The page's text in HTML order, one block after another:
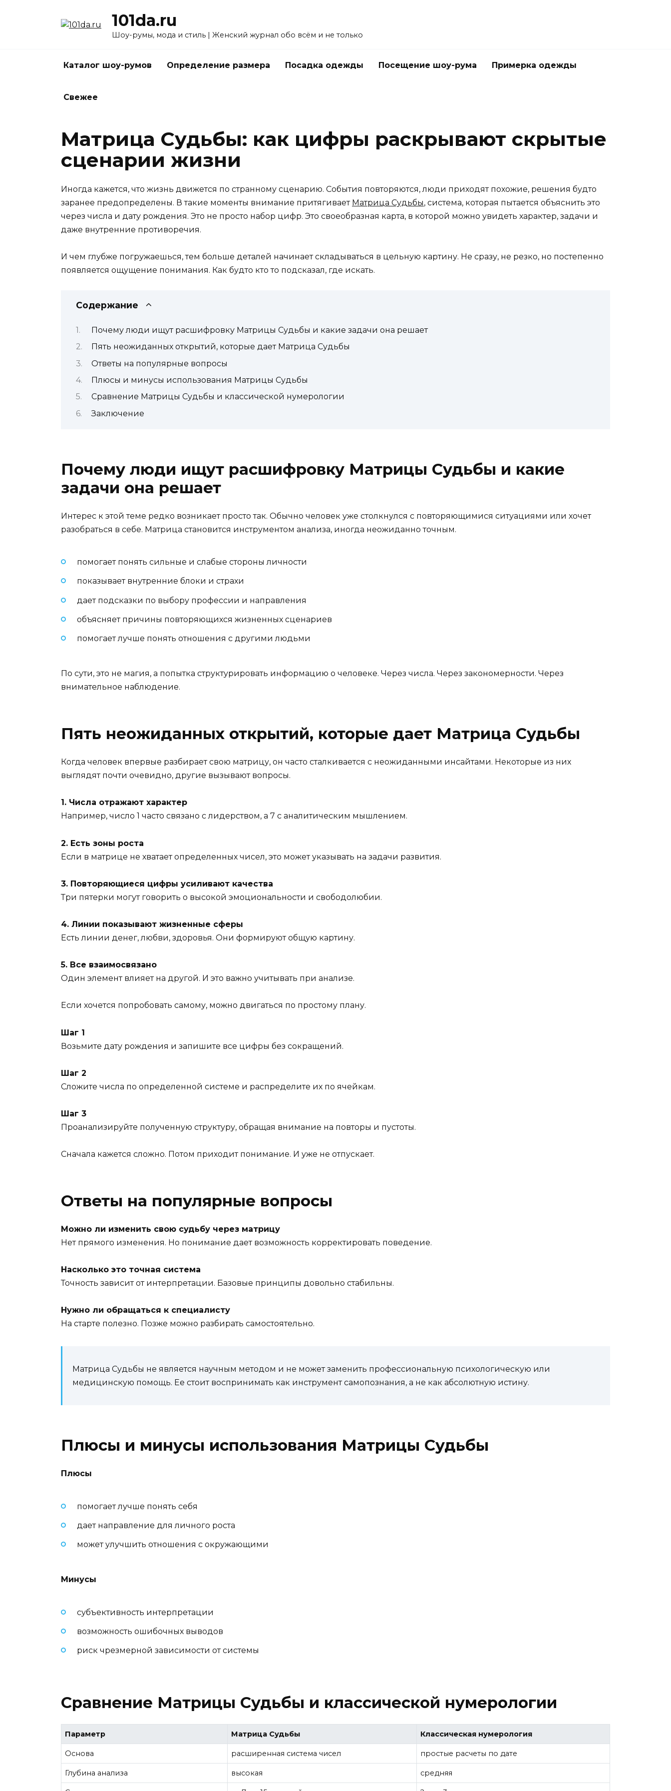
101da.ru
Шоу-румы, мода и стиль | Женский журнал обо всём и не только
Каталог шоу-румов Определение размера Посадка одежды Посещение шоу-рума Примерка одежды
Свежее
Матрица Судьбы: как цифры раскрывают скрытые
сценарии жизни
Иногда кажется, что жизнь движется по странному сценарию. События повторяются, люди приходят похожие, решения будто
заранее предопределены. В такие моменты внимание притягивает Матрица Судьбы, система, которая пытается объяснить это
через числа и дату рождения. Это не просто набор цифр. Это своеобразная карта, в которой можно увидеть характер, задачи и
даже внутренние противоречия.
И чем глубже погружаешься, тем больше деталей начинает складываться в цельную картину. Не сразу, не резко, но постепенно
появляется ощущение понимания. Как будто кто то подсказал, где искать.
Содержание
Почему люди ищут расшифровку Матрицы Судьбы и какие задачи она решает
Пять неожиданных открытий, которые дает Матрица Судьбы
Ответы на популярные вопросы
Плюсы и минусы использования Матрицы Судьбы
Сравнение Матрицы Судьбы и классической нумерологии
Заключение
Почему люди ищут расшифровку Матрицы Судьбы и какие
задачи она решает
Интерес к этой теме редко возникает просто так. Обычно человек уже столкнулся с повторяющимися ситуациями или хочет
разобраться в себе. Матрица становится инструментом анализа, иногда неожиданно точным.
помогает понять сильные и слабые стороны личности
показывает внутренние блоки и страхи
дает подсказки по выбору профессии и направления
объясняет причины повторяющихся жизненных сценариев
помогает лучше понять отношения с другими людьми
По сути, это не магия, а попытка структурировать информацию о человеке. Через числа. Через закономерности. Через
внимательное наблюдение.
Пять неожиданных открытий, которые дает Матрица Судьбы
Когда человек впервые разбирает свою матрицу, он часто сталкивается с неожиданными инсайтами. Некоторые из них
выглядят почти очевидно, другие вызывают вопросы.
1. Числа отражают характер
Например, число 1 часто связано с лидерством, а 7 с аналитическим мышлением.
2. Есть зоны роста
Если в матрице не хватает определенных чисел, это может указывать на задачи развития.
3. Повторяющиеся цифры усиливают качества
Три пятерки могут говорить о высокой эмоциональности и свободолюбии.
4. Линии показывают жизненные сферы
Есть линии денег, любви, здоровья. Они формируют общую картину.
5. Все взаимосвязано
Один элемент влияет на другой. И это важно учитывать при анализе.
Если хочется попробовать самому, можно двигаться по простому плану.
Шаг 1
Возьмите дату рождения и запишите все цифры без сокращений.
Шаг 2
Сложите числа по определенной системе и распределите их по ячейкам.
Шаг 3
Проанализируйте полученную структуру, обращая внимание на повторы и пустоты.
Сначала кажется сложно. Потом приходит понимание. И уже не отпускает.
Ответы на популярные вопросы
Можно ли изменить свою судьбу через матрицу
Нет прямого изменения. Но понимание дает возможность корректировать поведение.
Насколько это точная система
Точность зависит от интерпретации. Базовые принципы довольно стабильны.
Нужно ли обращаться к специалисту
На старте полезно. Позже можно разбирать самостоятельно.
Матрица Судьбы не является научным методом и не может заменить профессиональную психологическую или
медицинскую помощь. Ее стоит воспринимать как инструмент самопознания, а не как абсолютную истину.
Плюсы и минусы использования Матрицы Судьбы
Плюсы
помогает лучше понять себя
дает направление для личного роста
может улучшить отношения с окружающими
Минусы
субъективность интерпретации
возможность ошибочных выводов
риск чрезмерной зависимости от системы
Сравнение Матрицы Судьбы и классической нумерологии
Параметр Матрица Судьбы Классическая нумерология
Основа расширенная система чисел простые расчеты по дате
Глубина анализа высокая средняя